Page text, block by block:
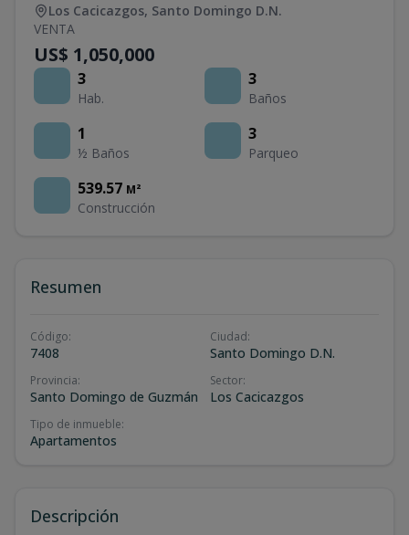
Los Cacicazgos, Santo Domingo D.N.
VENTA
US$ 1,050,000
3
Hab.
3
Baños
1
½ Baños
3
Parqueo
539.57 M²
Construcción
Resumen
Código:
7408
Ciudad:
Santo Domingo D.N.
Provincia:
Santo Domingo de Guzmán
Sector:
Los Cacicazgos
Tipo de inmueble:
Apartamentos
Descripción